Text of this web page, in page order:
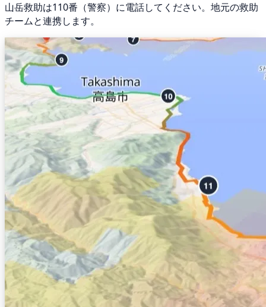
山岳救助は110番（警察）に電話してください。地元の救助
チームと連携します。